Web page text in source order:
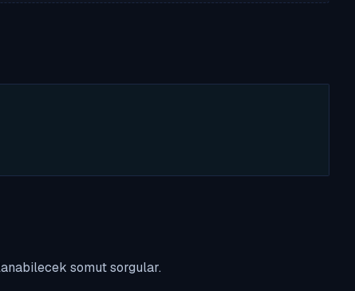
somut sorgular.